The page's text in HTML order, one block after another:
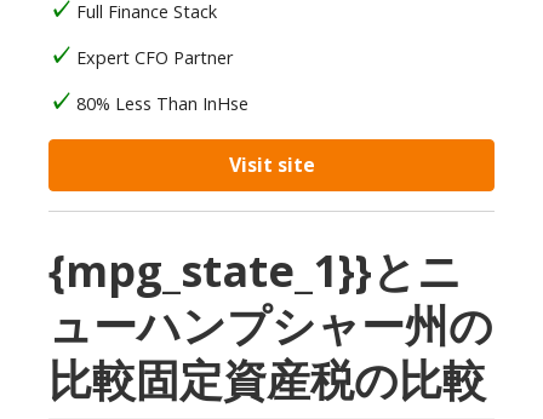
Full Finance Stack
Expert CFO Partner
80% Less Than InHse
Visit site
{mpg_state_1}}とニ
ューハンプシャー州の
比較固定資産税の比較